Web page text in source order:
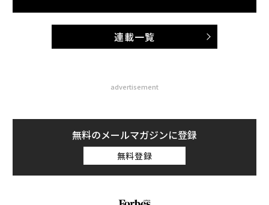
連載一覧
advertisement
無料のメールマガジンに登録
無料登録